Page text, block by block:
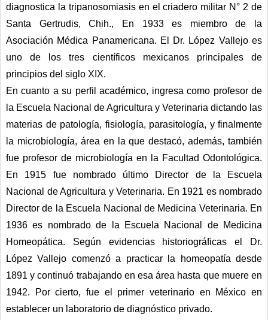
diagnostica la tripanosomiasis en el criadero militar N° 2 de
Santa Gertrudis, Chih., En 1933 es miembro de la
Asociación Médica Panamericana. El Dr. López Vallejo es
uno de los tres científicos mexicanos principales de
principios del siglo XIX.
En cuanto a su perfil académico, ingresa como profesor de
la Escuela Nacional de Agricultura y Veterinaria dictando las
materias de patología, fisiología, parasitología, y finalmente
la microbiología, área en la que destacó, además, también
fue profesor de microbiología en la Facultad Odontológica.
En 1915 fue nombrado último Director de la Escuela
Nacional de Agricultura y Veterinaria. En 1921 es nombrado
Director de la Escuela Nacional de Medicina Veterinaria. En
1936 es nombrado de la Escuela Nacional de Medicina
Homeopática. Según evidencias historiográficas el Dr.
López Vallejo comenzó a practicar la homeopatía desde
1891 y continuó trabajando en esa área hasta que muere en
1942. Por cierto, fue el primer veterinario en México en
establecer un laboratorio de diagnóstico privado.